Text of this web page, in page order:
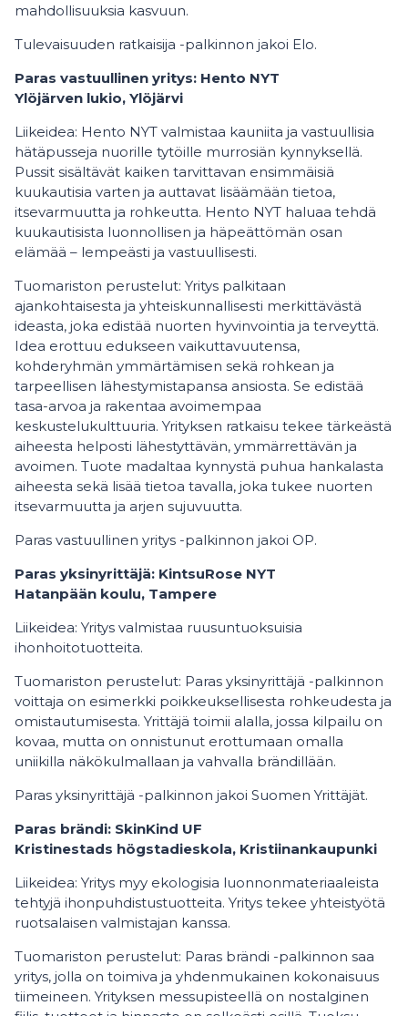
mahdollisuuksia kasvuun.
Tulevaisuuden ratkaisija -palkinnon jakoi Elo.
Paras vastuullinen yritys: Hento NYT
Ylöjärven lukio, Ylöjärvi
Liikeidea: Hento NYT valmistaa kauniita ja vastuullisia
hätäpusseja nuorille tytöille murrosiän kynnyksellä.
Pussit sisältävät kaiken tarvittavan ensimmäisiä
kuukautisia varten ja auttavat lisäämään tietoa,
itsevarmuutta ja rohkeutta. Hento NYT haluaa tehdä
kuukautisista luonnollisen ja häpeättömän osan
elämää – lempeästi ja vastuullisesti.
Tuomariston perustelut: Yritys palkitaan
ajankohtaisesta ja yhteiskunnallisesti merkittävästä
ideasta, joka edistää nuorten hyvinvointia ja terveyttä.
Idea erottuu edukseen vaikuttavuutensa,
kohderyhmän ymmärtämisen sekä rohkean ja
tarpeellisen lähestymistapansa ansiosta. Se edistää
tasa-arvoa ja rakentaa avoimempaa
keskustelukulttuuria. Yrityksen ratkaisu tekee tärkeästä
aiheesta helposti lähestyttävän, ymmärrettävän ja
avoimen. Tuote madaltaa kynnystä puhua hankalasta
aiheesta sekä lisää tietoa tavalla, joka tukee nuorten
itsevarmuutta ja arjen sujuvuutta.
Paras vastuullinen yritys -palkinnon jakoi OP.
Paras yksinyrittäjä: KintsuRose NYT
Hatanpään koulu, Tampere
Liikeidea: Yritys valmistaa ruusuntuoksuisia
ihonhoitotuotteita.
Tuomariston perustelut: Paras yksinyrittäjä -palkinnon
voittaja on esimerkki poikkeuksellisesta rohkeudesta ja
omistautumisesta. Yrittäjä toimii alalla, jossa kilpailu on
kovaa, mutta on onnistunut erottumaan omalla
uniikilla näkökulmallaan ja vahvalla brändillään.
Paras yksinyrittäjä -palkinnon jakoi Suomen Yrittäjät.
Paras brändi: SkinKind UF
Kristinestads högstadieskola, Kristiinankaupunki
Liikeidea: Yritys myy ekologisia luonnonmateriaaleista
tehtyjä ihonpuhdistustuotteita. Yritys tekee yhteistyötä
ruotsalaisen valmistajan kanssa.
Tuomariston perustelut: Paras brändi -palkinnon saa
yritys, jolla on toimiva ja yhdenmukainen kokonaisuus
tiimeineen. Yrityksen messupisteellä on nostalginen